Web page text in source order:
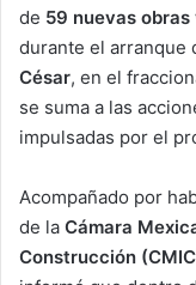
de 59 nuevas obras
durante el arranque
César, en el
se suma a las
impulsadas por el
Acompañado por
de la Cámara
Construcción